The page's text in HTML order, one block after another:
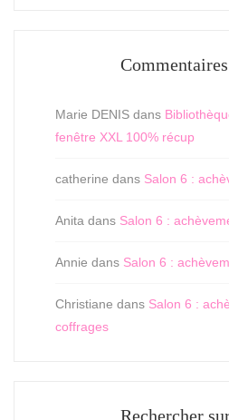
Marie DENIS dans
fenêtre XXL 100% récup
catherine dans Salon 6 :
Anita dans Salon 6 :
Annie dans Salon 6 :
Christiane dans Salon 6 :
coffrages
Rechercher